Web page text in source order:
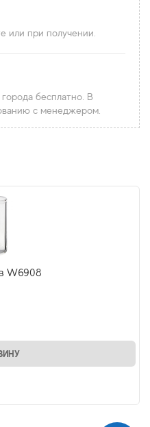
или при получении.
бесплатно. В
с менеджером.
W6908